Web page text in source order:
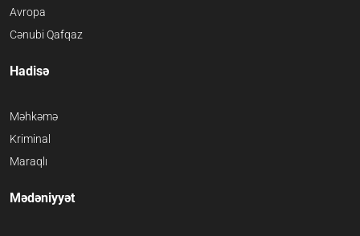
Avropa
Cənubi Qafqaz
Hadisə
Məhkəmə
Kriminal
Maraqlı
Mədəniyyət